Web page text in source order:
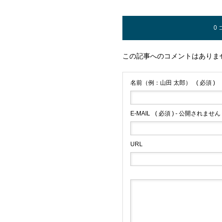
0
この記事へのコメントはありま
名前（例：山田 太郎） ( 必須 )
E-MAIL ( 必須 ) - 公開されません
URL